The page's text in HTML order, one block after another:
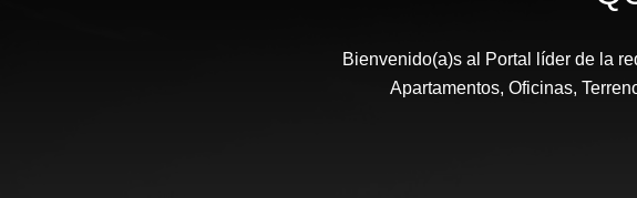
Bienvenido(a)s al Portal líder de la
Apartamentos, Oficinas,